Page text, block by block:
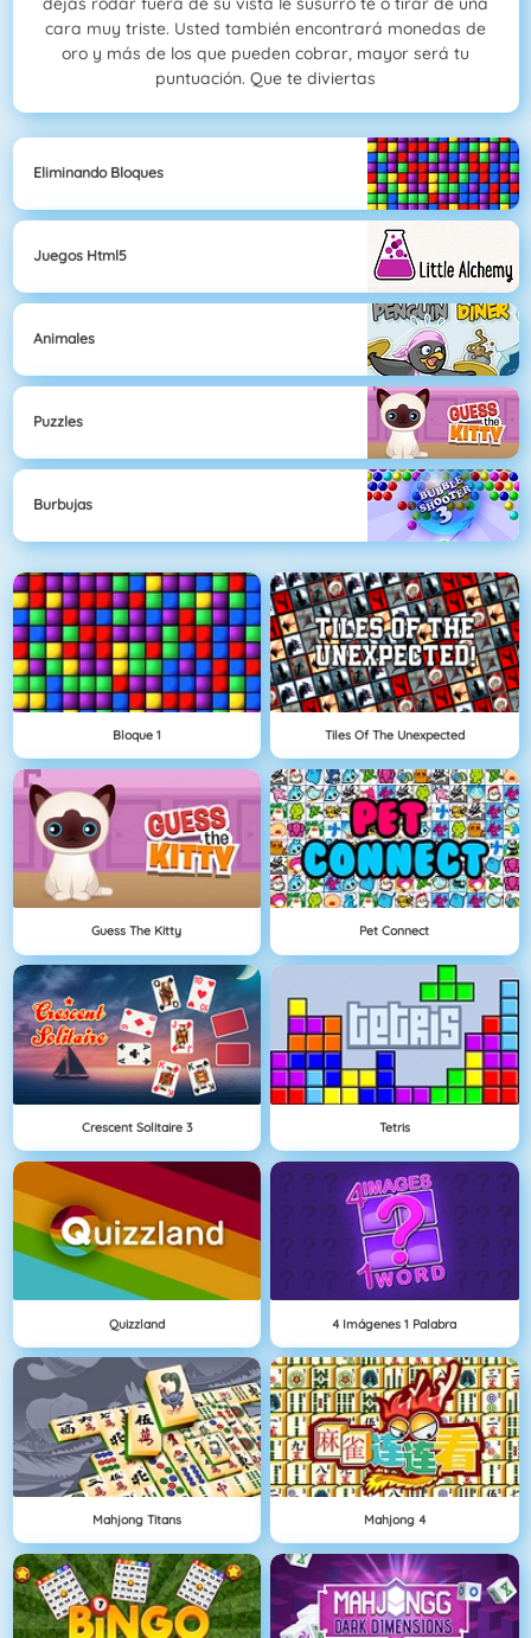
cara muy triste. Usted también encontrará monedas de
oro y más de los que pueden cobrar, mayor será tu
puntuación. Que te diviertas
Eliminando Bloques
Juegos Html5
Animales
Puzzles
Burbujas
Bloque 1 Tiles Of The Unexpected
Guess The Kitty Pet Connect
Crescent Solitaire 3 Tetris
Quizzland 4 Imágenes 1 Palabra
Mahjong Titans Mahjong 4